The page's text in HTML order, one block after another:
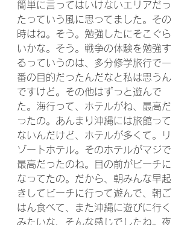
簡単に言ってはいけないエリアだっ
たっていう風に思ってました。その
時はね。そう。勉強したにそこぐら
いかな。そう。戦争の体験を勉強す
るっていうのは、多分修学旅行で一
番の目的だったんだなと私は思うん
ですけど。その他はずっと遊んで
た。海行って、ホテルがね、最高だ
ったの。あんまり沖縄には旅館って
ないんだけど、ホテルが多くて。リ
ゾートホテル。そのホテルがマジで
最高だったのね。目の前がビーチに
なってたの。だから、朝みんな早起
きしてビーチに行って遊んで、朝ご
はん食べて、また沖縄に遊びに行く
みたいな、そんな感じでしたね。夜